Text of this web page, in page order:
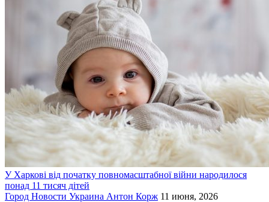
У Харкові від початку повномасштабної війни народилося
понад 11 тисяч дітей
Город Новости Украина Антон Корж 11 июня, 2026